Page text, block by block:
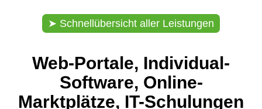
Schnellübersicht aller Leistungen
Web-Portale, Individual-
Software, Online-
Marktplätze, IT-Schulungen